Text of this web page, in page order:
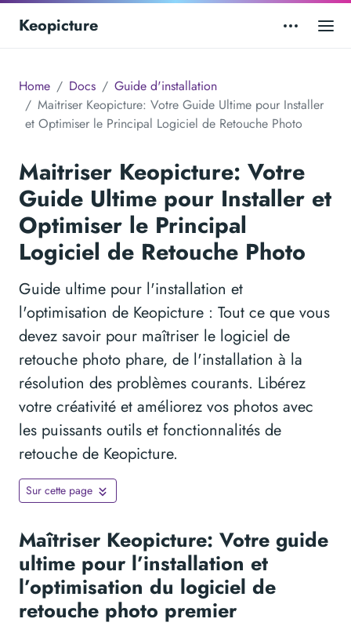
Keopicture
Home Docs
Guide d'installation
Maitriser Keopicture: Votre Guide Ultime pour Installer
et Optimiser le Principal Logiciel de Retouche Photo
Maitriser Keopicture: Votre
Guide Ultime pour Installer et
Optimiser le Principal
Logiciel de Retouche Photo
Guide ultime pour l'installation et
l'optimisation de Keopicture : Tout ce que vous
devez savoir pour maîtriser le logiciel de
retouche photo phare, de l'installation à la
résolution des problèmes courants. Libérez
votre créativité et améliorez vos photos avec
les puissants outils et fonctionnalités de
retouche de Keopicture.
Sur cette page
Maîtriser Keopicture: Votre guide
ultime pour l’installation et
l’optimisation du logiciel de
retouche photo premier